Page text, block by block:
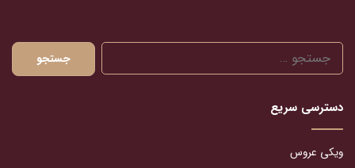
جستجو
برای:
دسترسی سریع
ویکی عروس